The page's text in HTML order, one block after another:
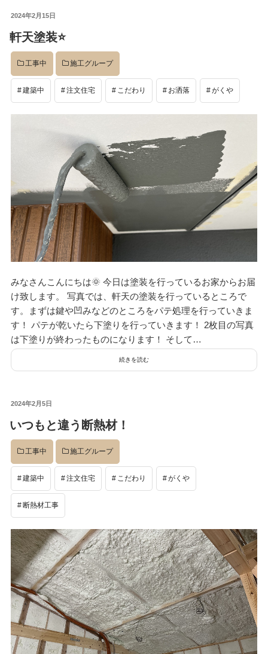
投
日:
2024年2月15日
軒天塗装⭐️
工事中 施工グループ
建築中 注文住宅 こだわり お洒落 がくや
みなさんこんにちは🌞 今日は塗装を行っているお家からお届
け致します。 写真では、軒天の塗装を行っているところで
す。まずは鍵や凹みなどのところをパテ処理を行っていきま
す！ パテが乾いたら下塗りを行っていきます！ 2枚目の写真
は下塗りが終わったものになります！ そして…
続きを読む
投
日:
2024年2月5日
いつもと違う断熱材！
工事中 施工グループ
建築中 注文住宅 こだわり がくや
断熱材工事